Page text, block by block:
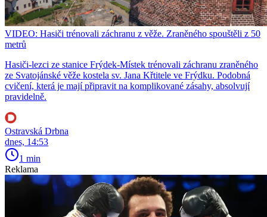
VIDEO: Hasiči trénovali záchranu z věže. Zraněného spouštěli z 50
metrů
Hasiči-lezci ze stanice Frýdek-Místek trénovali záchranu zraněného
ze Svatojánské věže kostela sv. Jana Křtitele ve Frýdku. Podobná
cvičení, která je mají připravit na komplikované zásahy, absolvují
pravidelně.
Ostravská Drbna
dnes, 14:53
1 min
Reklama